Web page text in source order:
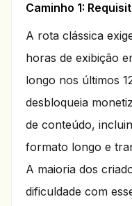
Caminho 1:
A rota clássica
horas de exibição
longo nos últimos
desbloqueia
de conteúdo,
formato longo e
A maioria dos
dificuldade com